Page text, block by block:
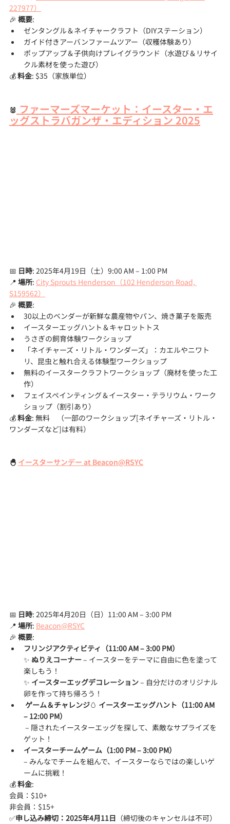
227977）
🎉 概要:
ゼンタングル＆ネイチャークラフト（DIYステーション）
ガイド付きアーバンファームツアー（収穫体験あり）
ポップアップ＆子供向けプレイグラウンド（水遊び＆リサイ
クル素材を使った遊び）
💰 料金: $35（家族単位）
🐰 ファーマーズマーケット：イースター・エ
ッグストラバガンザ・エディション 2025
📅 日時: 2025年4月19日（土）9:00 AM – 1:00 PM
📍 場所: City Sprouts Henderson（102 Henderson Road,
S159562）
🎉 概要:
30以上のベンダーが新鮮な農産物やパン、焼き菓子を販売
イースターエッグハント＆キャロットトス
うさぎの飼育体験ワークショップ
「ネイチャーズ・リトル・ワンダーズ」：カエルやニワト
リ、昆虫と触れ合える体験型ワークショップ
無料のイースタークラフトワークショップ（廃材を使った工
作）
フェイスペインティング＆イースター・テラリウム・ワーク
ショップ（割引あり）
💰 料金: 無料　（一部のワークショップ[ネイチャーズ・リトル・
ワンダーズなど]は有料）
🐣 イースターサンデー at Beacon@RSYC
📅 日時: 2025年4月20日（日）11:00 AM – 3:00 PM
📍 場所: Beacon@RSYC
🎉 概要:
フリンジアクティビティ（11:00 AM – 3:00 PM）
✨ ぬりえコーナー – イースターをテーマに自由に色を塗って
楽しもう！
✨ イースターエッグデコレーション – 自分だけのオリジナル
卵を作って持ち帰ろう！
ゲーム＆チャレンジ🥚 イースターエッグハント（11:00 AM
– 12:00 PM）
– 隠されたイースターエッグを探して、素敵なサプライズを
ゲット！
イースターチームゲーム（1:00 PM – 3:00 PM）
– みんなでチームを組んで、イースターならではの楽しいゲ
ームに挑戦！
💰 料金:
会員：$10+
非会員：$15+
✅申し込み締切：2025年4月11日 （締切後のキャンセルは不可）